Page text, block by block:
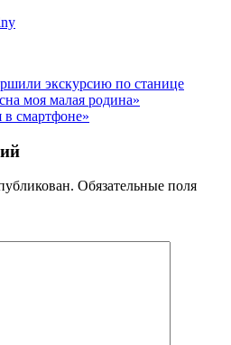
экскурсию по станице
моя малая родина»
смартфоне»
Обязательные поля